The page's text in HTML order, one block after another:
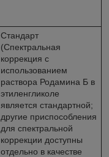
Стандарт
(Спектральная
коррекция с
использованием
раствора Родамина Б в
этиленгликоле
является стандартной;
другие приспособления
для спектральной
коррекции доступны
отдельно в качестве